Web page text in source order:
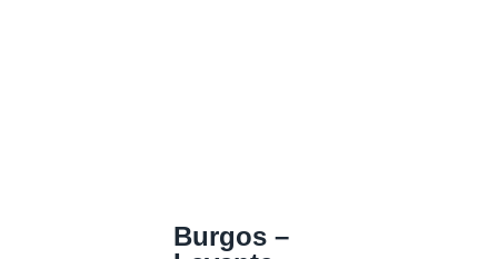
Burgos –